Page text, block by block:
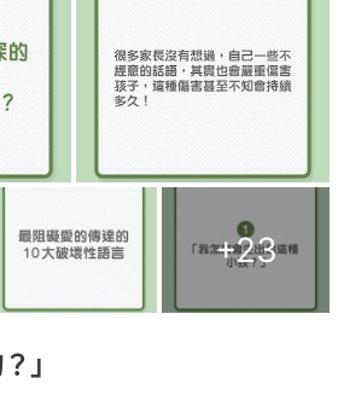
+23
」